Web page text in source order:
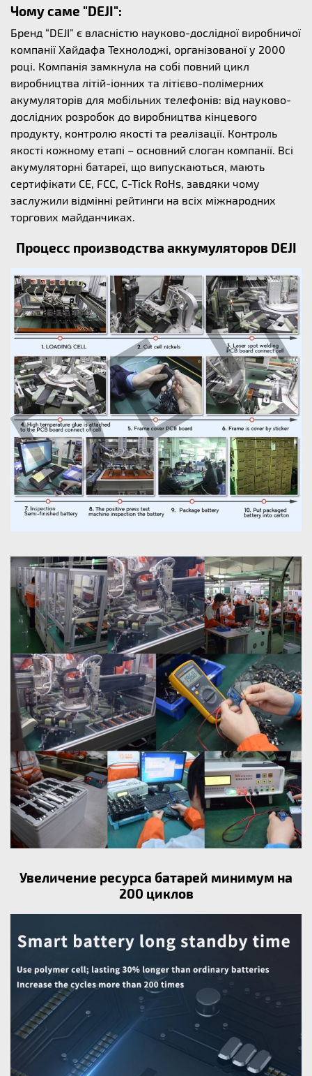
Чому саме "DEJI":
Бренд “DEJI” є власністю науково-дослідної виробничої
компанії Хайдафа Технолоджі, організованої у 2000
році. Компанія замкнула на собі повний цикл
виробництва літій-іонних та літієво-полімерних
акумуляторів для мобільних телефонів: від науково-
дослідних розробок до виробництва кінцевого
продукту, контролю якості та реалізації. Контроль
якості кожному етапі – основний слоган компанії. Всі
акумуляторні батареї, що випускаються, мають
сертифікати CE, FCC, C-Tick RoHs, завдяки чому
заслужили відмінні рейтинги на всіх міжнародних
торгових майданчиках.
Процесс производства аккумуляторов DEJI
Увеличение ресурса батарей минимум на
200 циклов